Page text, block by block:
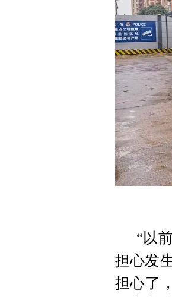
“以
担心发
担心了